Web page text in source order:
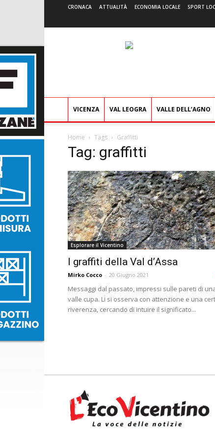
CRONACA ATTUALITÀ ECONOMIA LOCALE SPORT
VICENZA VAL LEOGRA VALLE DELL’AGNO
Home Tags Graffitti
Tag: graffitti
Esplorare il Vicentino
I graffiti della Val d’Assa
Mirko Cocco - 20 Giugno 2021
Messaggi dal passato, impressi sulle pareti di
valle cupa. Li si osserva con attenzione e una
riverenza, cercando di intuire il significato...